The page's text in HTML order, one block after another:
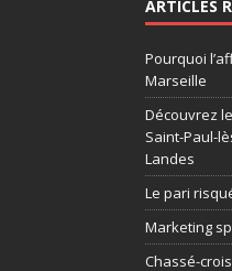
ARTICLES
Pourquoi
Marseille
Découvrez
Saint-Paul-
Landes
Le pari
Marketing
Chassé-